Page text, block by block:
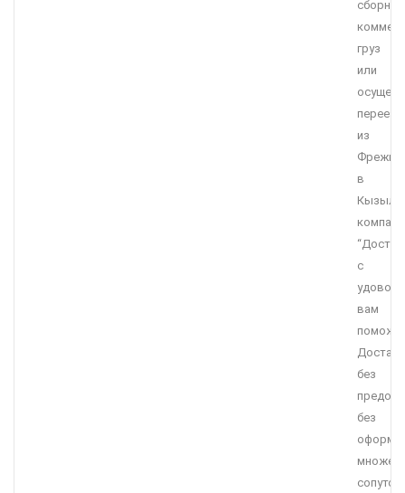
сборный
груз
или
переезд
из
в
Кызыл,
с
вам
без
без